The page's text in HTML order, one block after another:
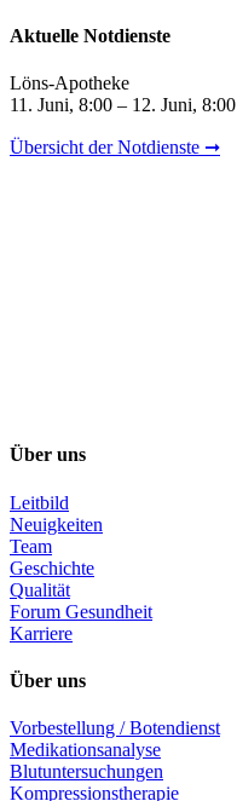
Aktuelle Notdienste
Löns-Apotheke
11. Juni, 8:00 – 12. Juni, 8:00
Übersicht der Notdienste ➞
Über uns
Leitbild
Neuigkeiten
Team
Geschichte
Qualität
Forum Gesundheit
Karriere
Über uns
Vorbestellung / Botendienst
Medikationsanalyse
Blutuntersuchungen
Kompressionstherapie